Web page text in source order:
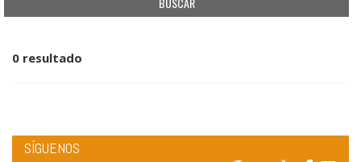
0 resultado
SÍGUENOS